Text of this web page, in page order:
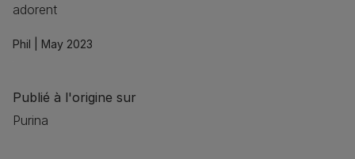
adorent
Phil | May 2023
Publié à l'origine sur
Purina